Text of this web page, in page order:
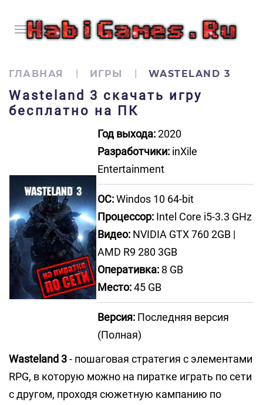
ГЛАВНАЯ ИГРЫ WASTELAND 3
Wasteland 3 скачать игру
бесплатно на ПК
Год выхода:2020
Разработчики: inXile
Entertainment
ОС:Windos 10 64-bit
Процессор: Intel Core i5-3.3 GHz
Видео: NVIDIA GTX 760 2GB |
AMD R9 280 3GB
Оперативка: 8 GB
Место:45 GB
Версия: Последняя версия
(Полная)
Wasteland 3- пошаговая стратегия с элементами
RPG, в которую можно на пиратке играть по сети
с другом, проходя сюжетную кампанию по